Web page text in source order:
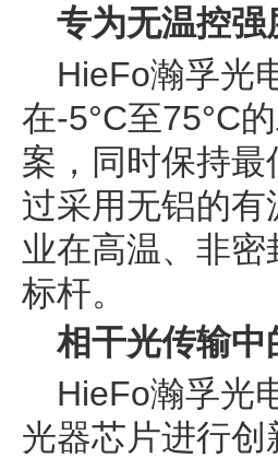
专为无温控强
HieFo瀚孚光
在-5°C至75°C
案，同时保持
过采用无铝的
业在高温、非
标杆。
相干光传输中
HieFo瀚孚光
光器芯片进行